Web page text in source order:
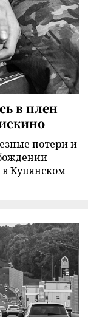
в плен
потери и
Купянском